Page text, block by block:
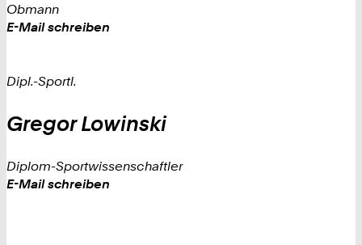
Obmann
Work
E-Mail schreiben
Dipl.-Sportl.
Gregor Lowinski
Diplom-Sportwissenschaftler
Work
E-Mail schreiben